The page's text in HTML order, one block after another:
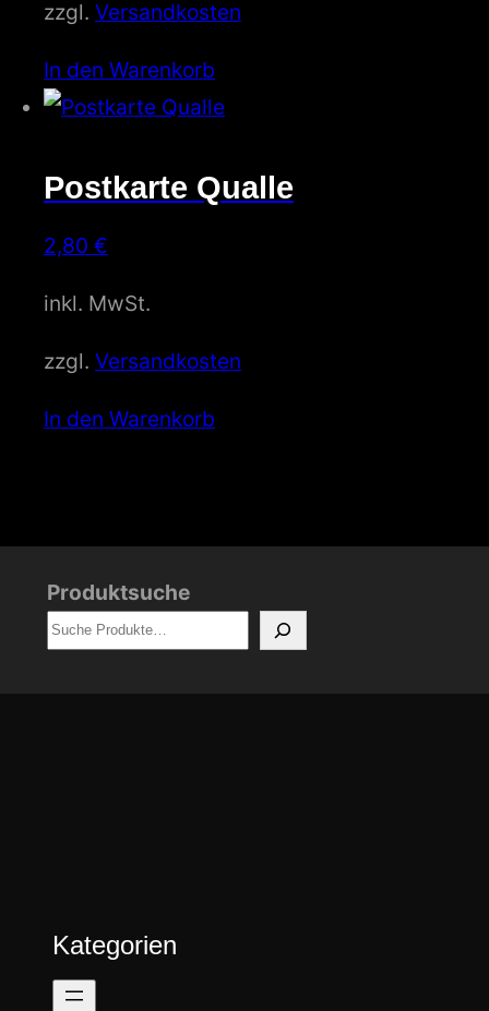
zzgl. Versandkosten
In den Warenkorb
Postkarte Qualle
2,80 €
inkl. MwSt.
zzgl. Versandkosten
In den Warenkorb
Produktsuche
Kategorien